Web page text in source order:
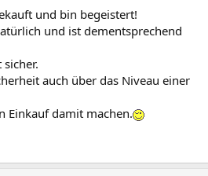
und bin begeistert!
und ist dementsprechend
auch über das Niveau einer
Einkauf damit machen.